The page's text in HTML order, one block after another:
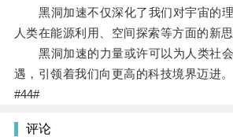
黑洞加速不仅深化了我们对宇宙的理
人类在能源利用、空间探索等方面的新思
黑洞加速的力量或许可以为人类社会
遇，引领着我们向更高的科技境界迈进。
#44#
评论